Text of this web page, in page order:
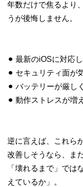
年数だけで焦るより
うが後悔しません。
⚫︎ 最新のiOSに対応
⚫︎ セキュリティ面が
⚫︎ バッテリーが厳し
⚫︎ 動作ストレスが増
逆に言えば、これら
改善しそうなら、ま
「壊れるまで」では
えているか」。